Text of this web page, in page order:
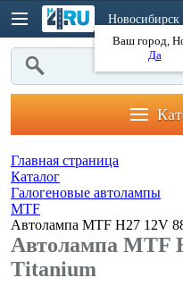
Новосибирск
Ваш город,
Да
Главная страница
Каталог
Галогеновые автолампы
MTF
Автолампа MTF H27 12V
Автолампа MTF
Titanium